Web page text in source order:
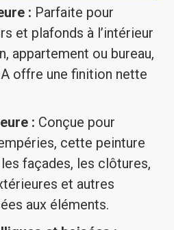
: Parfaite pour
et plafonds à l’intérieur
appartement ou bureau,
offre une finition nette
: Conçue pour
cette peinture
façades, les clôtures,
et autres
aux éléments.